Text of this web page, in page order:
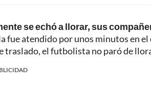
se echó a llorar, sus
fue atendido por unos minutos en el
traslado, el futbolista no paró de